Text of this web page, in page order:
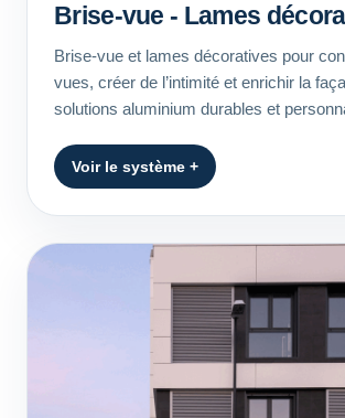
Brise-vue - Lames
Brise-vue et lames décoratives pour
vues, créer de l’intimité et enrichir la
solutions aluminium durables et
Voir le système +